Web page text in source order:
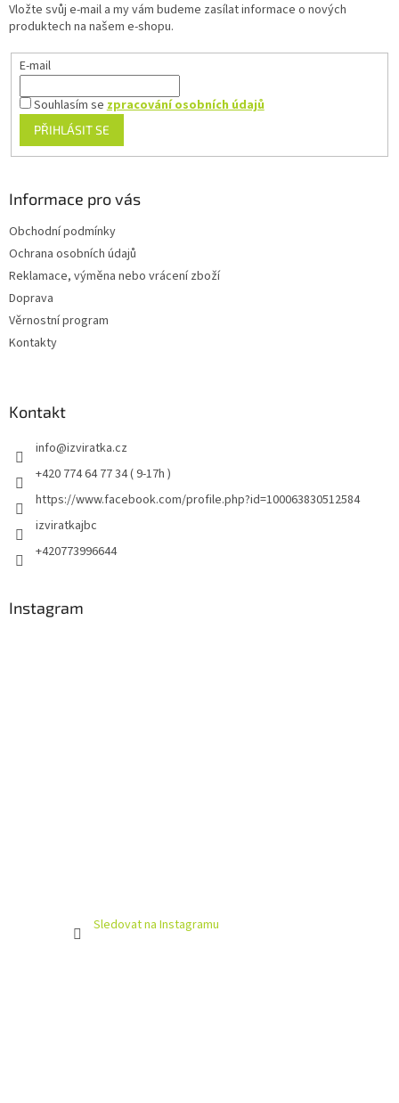
Vložte svůj e-mail a my vám budeme zasílat informace o nových
produktech na našem e-shopu.
E-mail
Souhlasím sezpracování osobních údajů
PŘIHLÁSIT SE
Informace pro vás
Obchodní podmínky
Ochrana osobních údajů
Reklamace, výměna nebo vrácení zboží
Doprava
Věrnostní program
Kontakty
Kontakt
info@izviratka.cz
+420 774 64 77 34 ( 9-17h )
https://www.facebook.com/profile.php?id=100063830512584
izviratkajbc
+420773996644
Instagram
Sledovat na Instagramu